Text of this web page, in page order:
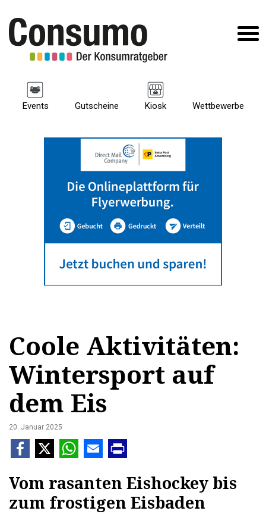
Events Gutscheine Kiosk Wettbewerbe
Coole Aktivitäten:
Wintersport auf
dem Eis
20. Januar 2025
Vom rasanten Eishockey bis
zum frostigen Eisbaden